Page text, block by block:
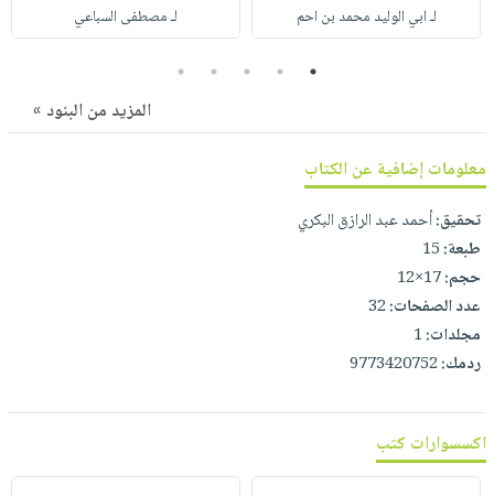
صابون
أطفال
فيديوهات
نيل
وفرات
انشر
كتابك
تواصل
معنا
عربة
لـ ابي الوليد محمد بن احم
لـ مصطفى السباعي
1
2
3
4
5
المزيد من البنود »
معلومات إضافية عن الكتاب
تحقيق:أحمد عبد الرازق البكري
طبعة:15
حجم:17×12
عدد الصفحات:32
مجلدات:1
ردمك:9773420752
اكسسوارات كتب